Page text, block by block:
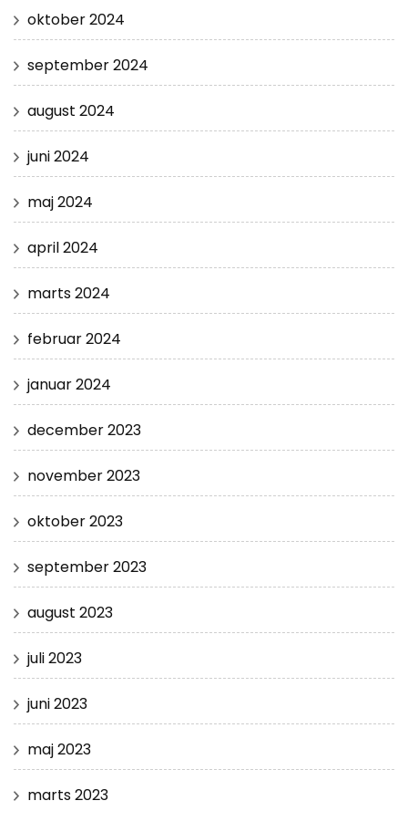
oktober 2024
september 2024
august 2024
juni 2024
maj 2024
april 2024
marts 2024
februar 2024
januar 2024
december 2023
november 2023
oktober 2023
september 2023
august 2023
juli 2023
juni 2023
maj 2023
marts 2023